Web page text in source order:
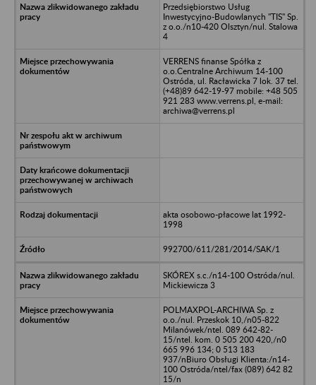
Przedsiębiorstwo Usług
Inwestycyjno-Budowlanych "TIS" Sp.
z o.o./n10-420 Olsztyn/nul. Stalowa
4
VERRENS finanse Spółka z
o.o.Centralne Archiwum 14-100
Ostróda, ul. Racławicka 7 lok. 37 tel.
(+48)89 642-19-97 mobile: +48 505
921 283 www.verrens.pl, e-mail:
archiwa@verrens.pl
akta osobowo-płacowe lat 1992-
1998
992700/611/281/2014/SAK/1
SKÓREX s.c./n14-100 Ostróda/nul.
Mickiewicza 3
POLMAXPOL-ARCHIWA Sp. z
o.o./nul. Przeskok 10,/n05-822
Milanówek/ntel. 089 642-82-
15/ntel. kom. 0 505 200 420,/n0
665 996 134; 0 513 183
937/nBiuro Obsługi Klienta:/n14-
100 Ostróda/ntel/fax (089) 642 82
15/n